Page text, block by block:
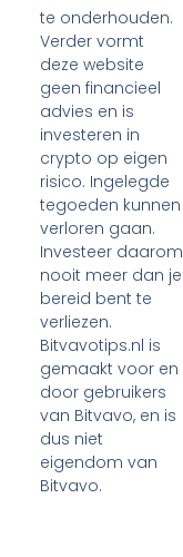
te onderhouden.
Verder vormt
deze website
geen financieel
advies en is
investeren in
crypto op eigen
risico. Ingelegde
tegoeden kunnen
verloren gaan.
Investeer daarom
nooit meer dan je
bereid bent te
verliezen.
Bitvavotips.nl is
gemaakt voor en
door gebruikers
van Bitvavo, en is
dus niet
eigendom van
Bitvavo.